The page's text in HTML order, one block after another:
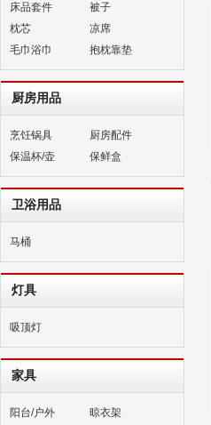
床品套件
被子
枕芯
凉席
毛巾浴巾
抱枕靠垫
厨房用品
烹饪锅具
厨房配件
保温杯/壶
保鲜盒
卫浴用品
马桶
灯具
吸顶灯
家具
阳台/户外 晾衣架